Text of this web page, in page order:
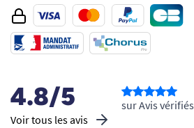
4.8/5
Voir tous les avis
sur Avis vérifiés